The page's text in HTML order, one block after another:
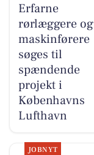
Erfarne
rørlæggere og
maskinførere
søges til
spændende
projekt i
Københavns
Lufthavn
JOBNYT